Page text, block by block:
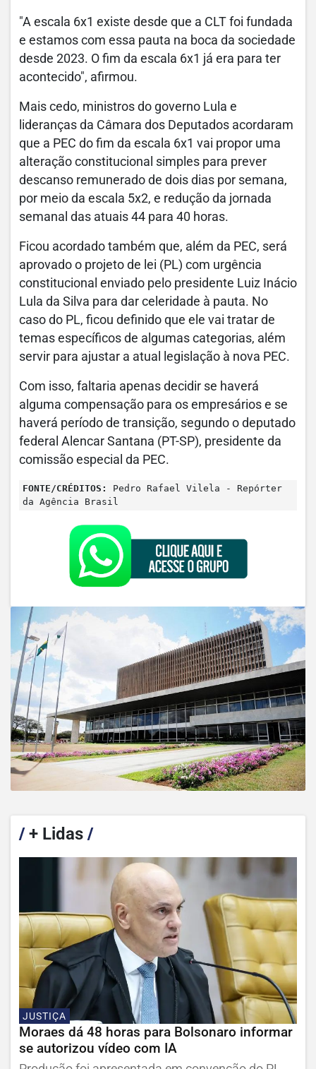
"A escala 6x1 existe desde que a CLT foi fundada
e estamos com essa pauta na boca da sociedade
desde 2023. O fim da escala 6x1 já era para ter
acontecido", afirmou.
Mais cedo, ministros do governo Lula e
lideranças da Câmara dos Deputados acordaram
que a PEC do fim da escala 6x1 vai propor uma
alteração constitucional simples para prever
descanso remunerado de dois dias por semana,
por meio da escala 5x2, e redução da jornada
semanal das atuais 44 para 40 horas.
Ficou acordado também que, além da PEC, será
aprovado o projeto de lei (PL) com urgência
constitucional enviado pelo presidente Luiz Inácio
Lula da Silva para dar celeridade à pauta. No
caso do PL, ficou definido que ele vai tratar de
temas específicos de algumas categorias, além
servir para ajustar a atual legislação à nova PEC.
Com isso, faltaria apenas decidir se haverá
alguma compensação para os empresários e se
haverá período de transição, segundo o deputado
federal Alencar Santana (PT-SP), presidente da
comissão especial da PEC.
FONTE/CRÉDITOS:
Pedro Rafael Vilela - Repórter
da Agência Brasil
/+ Lidas /
JUSTIÇA
Moraes dá 48 horas para Bolsonaro informar
se autorizou vídeo com IA